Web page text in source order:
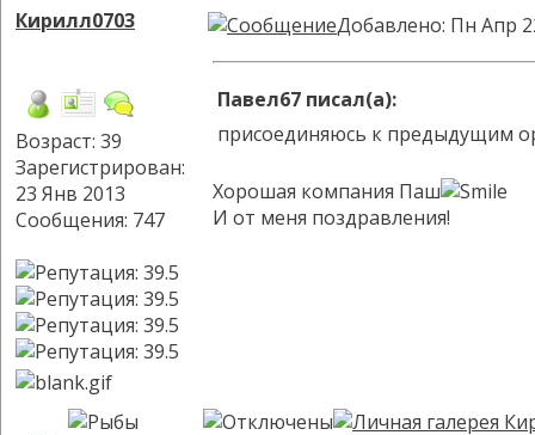
Кирилл0703
Возраст: 39
Зарегистрирован:
23 Янв 2013
Сообщения: 747
Добавлено: Пн Апр
Павел67 писал(а):
присоединяюсь к предыдущим
Хорошая компания Паш
И от меня поздравления!